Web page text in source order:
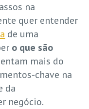
na
quer entender
de uma
o que são
mais do
chave na
da
negócio.